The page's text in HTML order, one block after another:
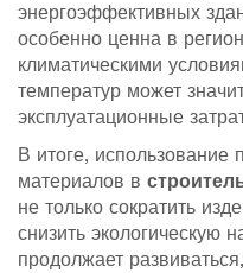
энергоэффективных
особенно ценна в
климатическими
температур может
эксплуатационные
В итоге,
материалов в
не только сократить
снизить экологическую
продолжает